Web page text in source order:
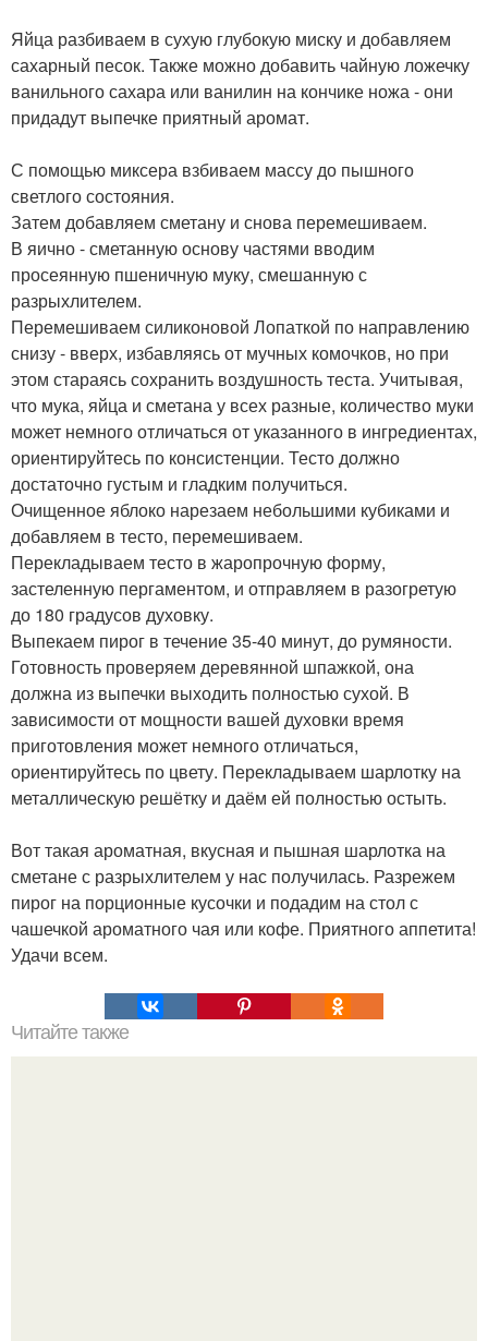
Яйца разбиваем в сухую глубокую миску и добавляем
сахарный песок. Также можно добавить чайную ложечку
ванильного сахара или ванилин на кончике ножа - они
придадут выпечке приятный аромат.
С помощью миксера взбиваем массу до пышного
светлого состояния.
Затем добавляем сметану и снова перемешиваем.
В яично - сметанную основу частями вводим
просеянную пшеничную муку, смешанную с
разрыхлителем.
Перемешиваем силиконовой Лопаткой по направлению
снизу - вверх, избавляясь от мучных комочков, но при
этом стараясь сохранить воздушность теста. Учитывая,
что мука, яйца и сметана у всех разные, количество муки
может немного отличаться от указанного в ингредиентах,
ориентируйтесь по консистенции. Тесто должно
достаточно густым и гладким получиться.
Очищенное яблоко нарезаем небольшими кубиками и
добавляем в тесто, перемешиваем.
Перекладываем тесто в жаропрочную форму,
застеленную пергаментом, и отправляем в разогретую
до 180 градусов духовку.
Выпекаем пирог в течение 35-40 минут, до румяности.
Готовность проверяем деревянной шпажкой, она
должна из выпечки выходить полностью сухой. В
зависимости от мощности вашей духовки время
приготовления может немного отличаться,
ориентируйтесь по цвету. Перекладываем шарлотку на
металлическую решётку и даём ей полностью остыть.
Вот такая ароматная, вкусная и пышная шарлотка на
сметане с разрыхлителем у нас получилась. Разрежем
пирог на порционные кусочки и подадим на стол с
чашечкой ароматного чая или кофе. Приятного аппетита!
Удачи всем.
Читайте также